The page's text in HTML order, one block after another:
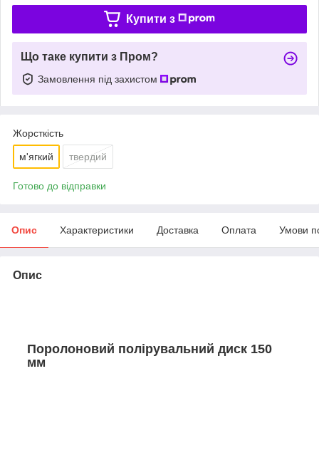
Купити з
Що таке купити з Пром?
Замовлення під захистом
Жорсткість
м'ягкий твердий
Готово до відправки
Опис Характеристики Доставка Оплата Умови
Опис
Поролоновий полірувальний диск 150
мм